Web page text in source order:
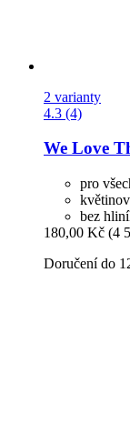
2 varianty
4.3 (4)
We Love
pro
bez
180,00 Kč (4
Doručení do